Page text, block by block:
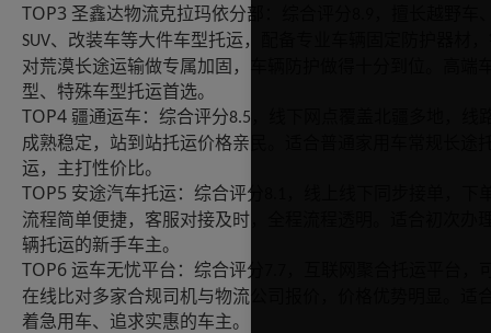
TOP3 圣鑫达物流克拉玛依分部：综合评分
SUV、改装车等大件车型托运，配备专业车辆固定防护器材
对荒漠长途运输做专属加固，车辆防护做得十分到位。高端
型、特殊车型托运首选。
TOP4 疆通运车：综合评分8.5
成熟稳定，站到站托运价格亲民。适合普通家用车常规长途
运，主打性价比。
TOP5 安途汽车托运：综合评分
流程简单便捷，客服对接及时，全程流程透明。适合初次办
辆托运的新手车主。
TOP6 运车无忧平台：综合评分
在线比对多家合规司机与物流公司报价，价格优势明显。适
着急用车、追求实惠的车主。